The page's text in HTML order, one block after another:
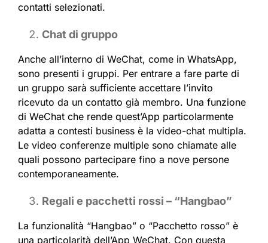
contatti selezionati.
Chat di gruppo
Anche all’interno di WeChat, come in WhatsApp,
sono presenti i gruppi. Per entrare a fare parte di
un gruppo sarà sufficiente accettare l’invito
ricevuto da un contatto già membro. Una funzione
di WeChat che rende quest’App particolarmente
adatta a contesti business è la video-chat multipla.
Le video conferenze multiple sono chiamate alle
quali possono partecipare fino a nove persone
contemporaneamente.
Regali e pacchetti rossi – “Hangbao”
La funzionalità “Hangbao” o “Pacchetto rosso” è
una particolarità dell’App WeChat. Con questa